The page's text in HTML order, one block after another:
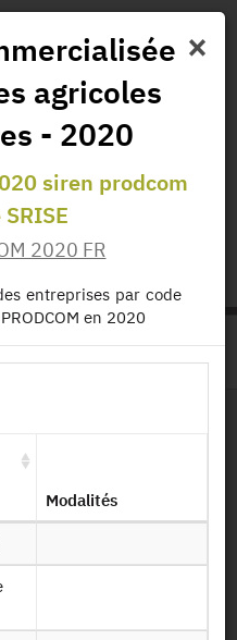
Publications
FR
×
agricoles
- 2020
siren prodcom
2020 FR
entreprises par code
en 2020
Modalités